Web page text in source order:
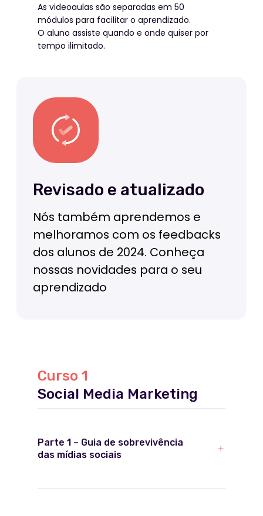
As videoaulas são separadas em 50
módulos para facilitar o aprendizado.
O aluno assiste quando e onde quiser por
tempo ilimitado.
Curso 1
Social Media Marketing
Parte 1 – Guia de sobrevivência
das mídias sociais
parceria com a Tilda
Crie seu site de maneira
fácil, rápida e intuitiva,